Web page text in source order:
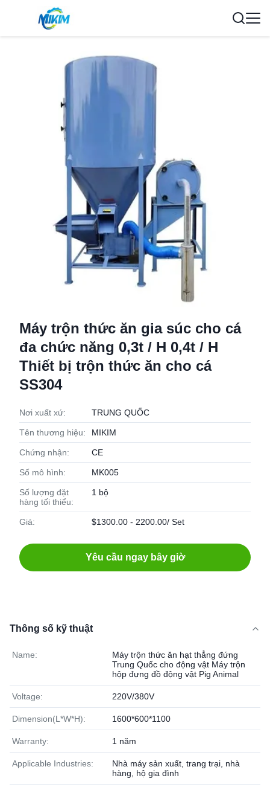
Máy trộn thức ăn gia súc cho cá
đa chức năng 0,3t / H 0,4t / H
Thiết bị trộn thức ăn cho cá
SS304
Nơi xuất xứ: TRUNG QUỐC
Tên thương hiệu: MIKIM
Chứng nhận: CE
Số mô hình: MK005
Số lượng đặt
hàng tối thiểu:
1 bộ
Giá: $1300.00 - 2200.00/ Set
Yêu cầu ngay bây giờ
Thông số kỹ thuật
Name:
Máy trộn thức ăn hạt thẳng đứng
Trung Quốc cho động vật Máy trộn
hộp đựng đồ động vật Pig Animal
Voltage: 220V/380V
Dimension(L*W*H): 1600*600*1100
Warranty: 1 năm
Applicable Industries:
Nhà máy sản xuất, trang trại, nhà
hàng, hộ gia đình